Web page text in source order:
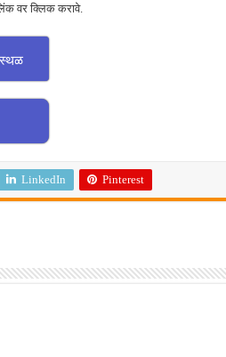
वर क्लिक करावे.
LinkedIn Pinterest